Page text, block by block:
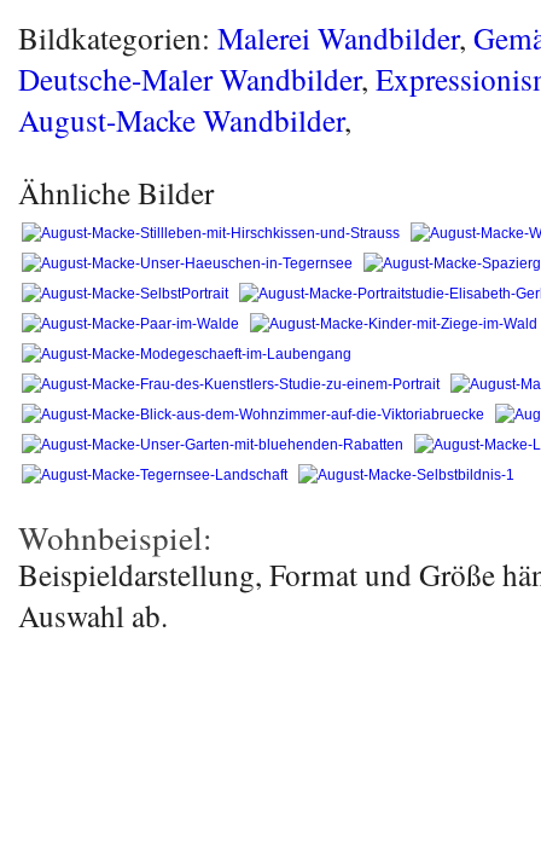
Bildkategorien: Malerei Wandbilder,
Deutsche-Maler Wandbilder,
August-Macke Wandbilder,
Ähnliche Bilder
Wohnbeispiel:
Beispieldarstellung, Format und Größe
Auswahl ab.